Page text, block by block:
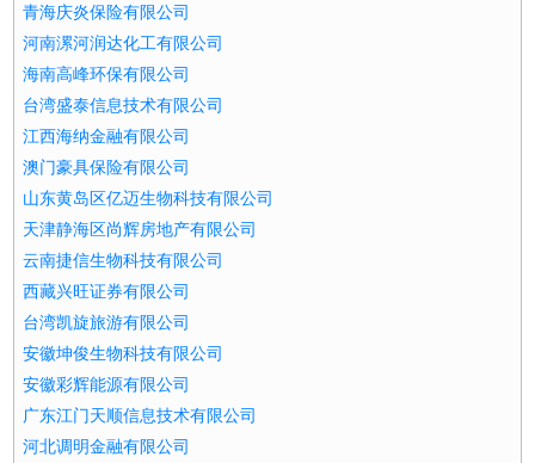
青海庆炎保险有限公司
河南漯河润达化工有限公司
海南高峰环保有限公司
台湾盛泰信息技术有限公司
江西海纳金融有限公司
澳门豪具保险有限公司
山东黄岛区亿迈生物科技有限公司
天津静海区尚辉房地产有限公司
云南捷信生物科技有限公司
西藏兴旺证券有限公司
台湾凯旋旅游有限公司
安徽坤俊生物科技有限公司
安徽彩辉能源有限公司
广东江门天顺信息技术有限公司
河北调明金融有限公司